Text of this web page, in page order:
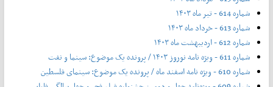
شماره 614 - تیر ماه ۱۴۰۳
شماره 613 - خرداد ماه ۱۴۰۳
شماره 612 - اردیبهشت ماه ۱۴۰۳
شماره 611 - ویژه نامه نوروز ۱۴۰۳ / پرونده یک موضوع: سینما و نفت
شماره 610 - ویژه نامه اسفند ماه / پرونده یک موضوع: سینمای فلسطین